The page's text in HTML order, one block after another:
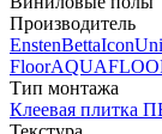
Производитель
EnstenBettaIcon
Floor
Тип монтажа
Клеевая плитка